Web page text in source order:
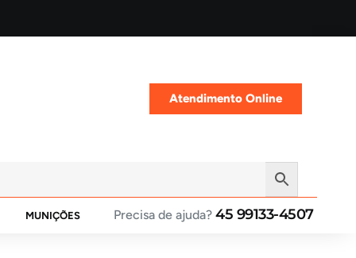
Atendimento Online
MUNIÇÕES Precisa de ajuda? 45 99133-4507